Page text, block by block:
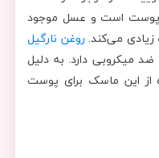
پوست است و عسل موجود
می‌کند. روغن نارگیل
میکروبی دارد. به دلیل
از این ماسک برای پوست